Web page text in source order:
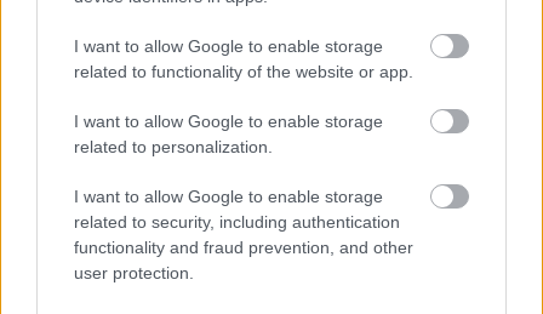
I want to allow Google to enable storage
related to functionality of the website or app.
I want to allow Google to enable storage
related to personalization.
I want to allow Google to enable storage
related to security, including authentication
functionality and fraud prevention, and other
user protection.
Paris Saint-Germainvs
Manchester United
Nya Ullevi, Göteborg
2026-08-08 17:00
2 nap 1 óra 21 perc 32 másodperc